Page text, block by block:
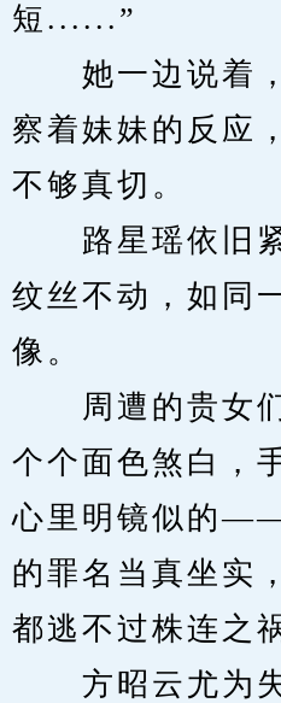
短......”
她一边说着，
察着妹妹的反应
不够真切。
路星瑶依旧紧
纹丝不动，如同
像。
周遭的贵女们
个个面色煞白，
心里明镜似的
的罪名当真坐实
都逃不过株连之
方昭云尤为失